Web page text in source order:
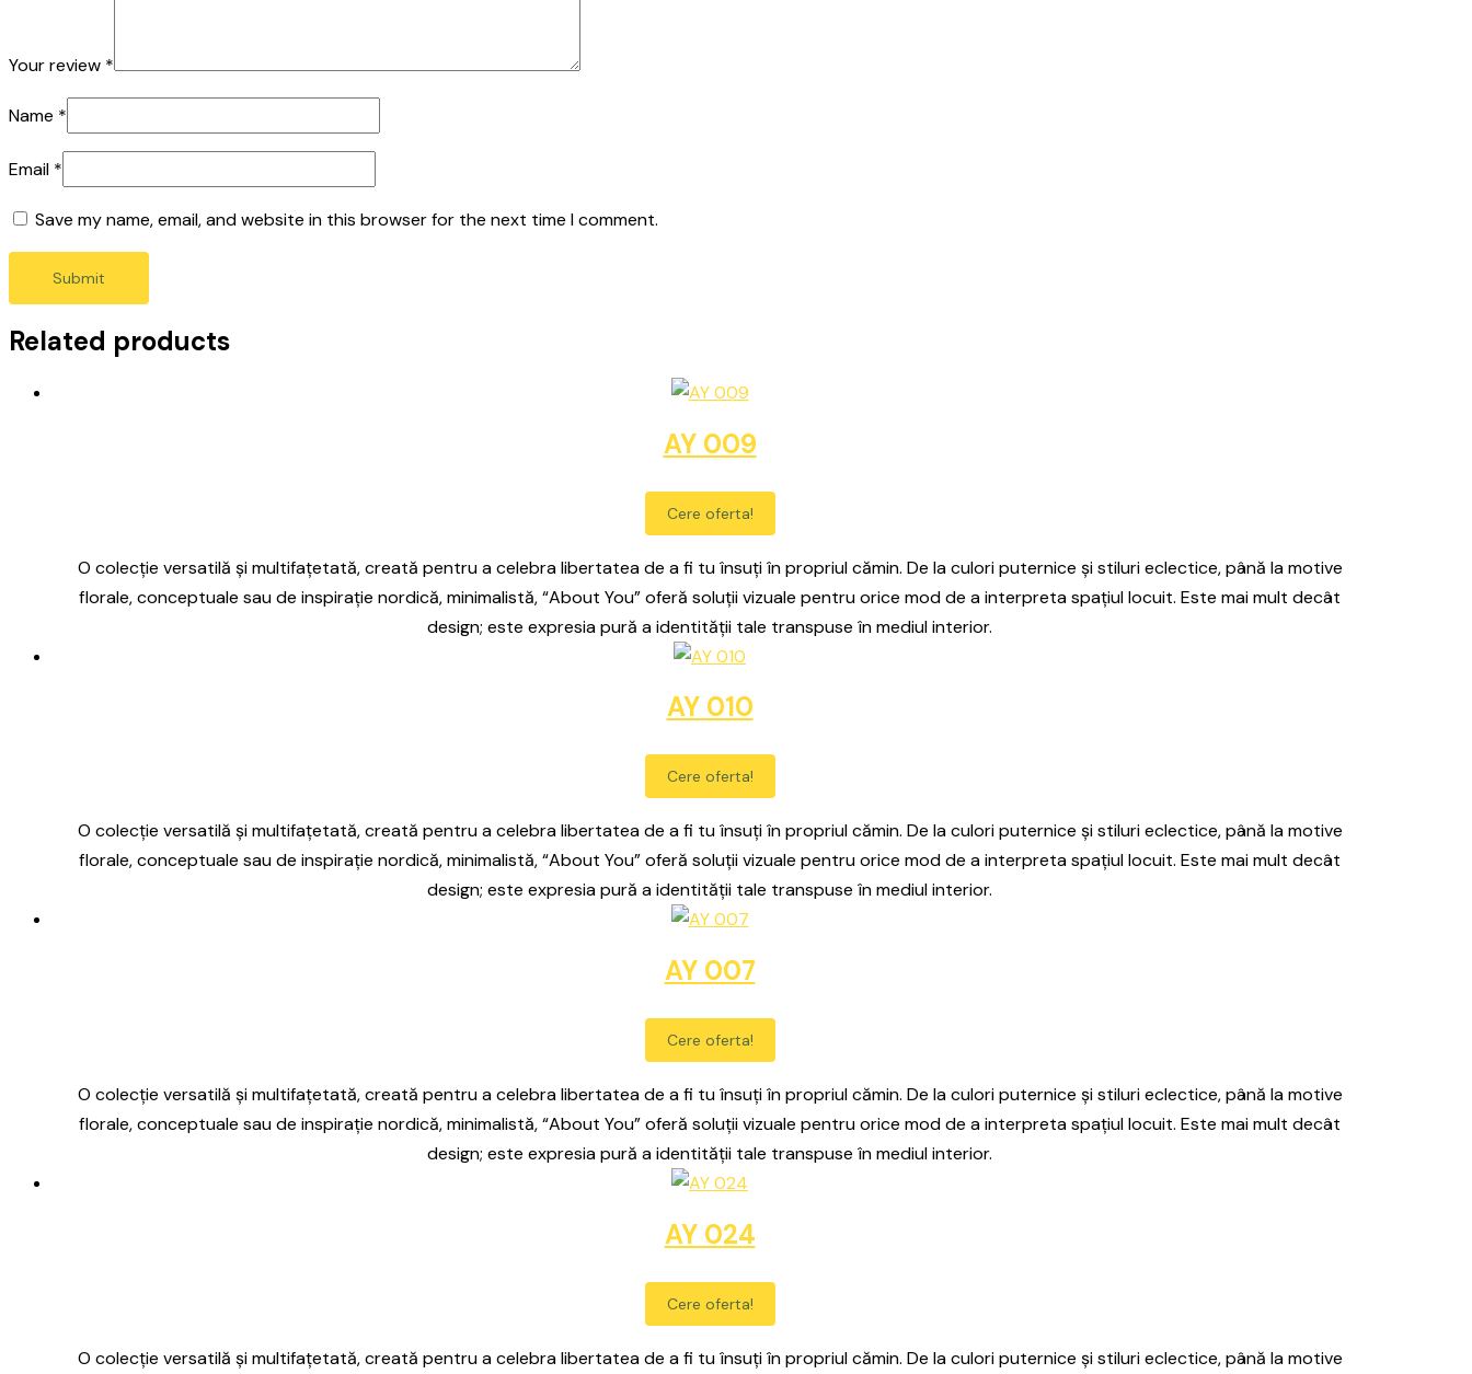
Your review *
Name *
Email *
Save my name, email, and website in this browser for the next time I comment.
Related products
AY 009
Cere oferta!
O colecție versatilă și multifațetată, creată pentru a celebra libertatea de a fi tu însuți în propriul cămin. De la culori puternice și stiluri eclectice, până la motive
florale, conceptuale sau de inspirație nordică, minimalistă, “About You” oferă soluții vizuale pentru orice mod de a interpreta spațiul locuit. Este mai mult decât
design; este expresia pură a identității tale transpuse în mediul interior.
AY 010
Cere oferta!
O colecție versatilă și multifațetată, creată pentru a celebra libertatea de a fi tu însuți în propriul cămin. De la culori puternice și stiluri eclectice, până la motive
florale, conceptuale sau de inspirație nordică, minimalistă, “About You” oferă soluții vizuale pentru orice mod de a interpreta spațiul locuit. Este mai mult decât
design; este expresia pură a identității tale transpuse în mediul interior.
AY 007
Cere oferta!
O colecție versatilă și multifațetată, creată pentru a celebra libertatea de a fi tu însuți în propriul cămin. De la culori puternice și stiluri eclectice, până la motive
florale, conceptuale sau de inspirație nordică, minimalistă, “About You” oferă soluții vizuale pentru orice mod de a interpreta spațiul locuit. Este mai mult decât
design; este expresia pură a identității tale transpuse în mediul interior.
AY 024
Cere oferta!
O colecție versatilă și multifațetată, creată pentru a celebra libertatea de a fi tu însuți în propriul cămin. De la culori puternice și stiluri eclectice, până la motive